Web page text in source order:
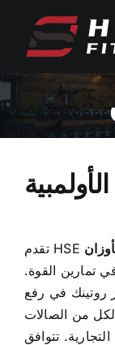
المحتوى
تمارين القوة.
روتينك في رفع
لكل من الصالات
التجارية. تتوافق